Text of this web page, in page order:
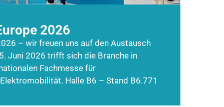
2026
– wir freuen uns auf den Austausch
Juni 2026 trifft sich die Branche in
Fachmesse für
Halle B6 – Stand B6.771